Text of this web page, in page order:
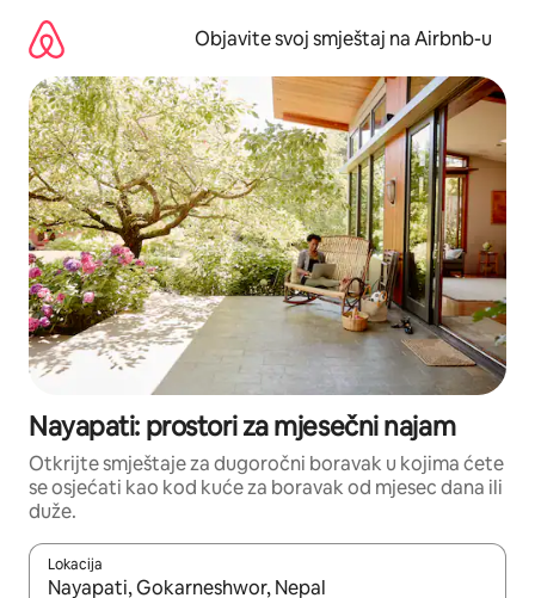
sadržaj
Objavite svoj smještaj na Airbnb-u
Nayapati: prostori za mjesečni najam
Otkrijte smještaje za dugoročni boravak u kojima ćete
se osjećati kao kod kuće za boravak od mjesec dana ili
duže.
Lokacija
Kad su rezultati dostupni, možete da se krećete kroz njih